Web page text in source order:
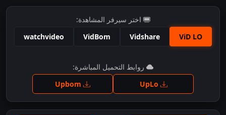
اختر سيرفر المشاهدة:
ViD LO
Vidshare
VidBom
watchvideo
اضغط للمشاهدة
روابط التحميل المباشرة: